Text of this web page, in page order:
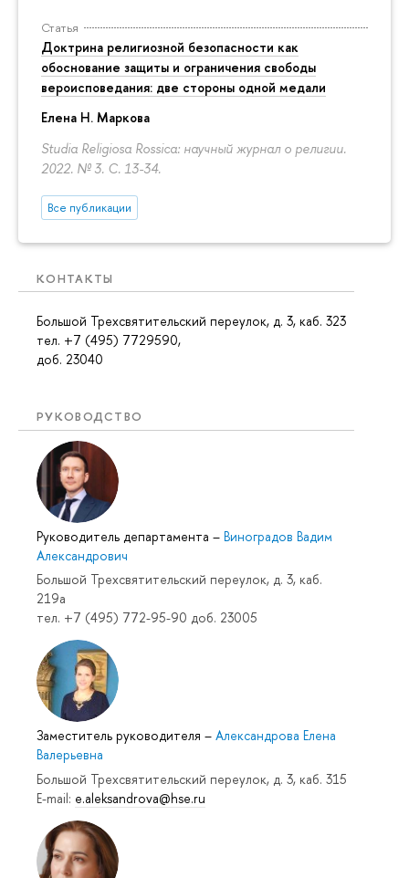
Статья
Доктрина религиозной безопасности как
обоснование защиты и ограничения свободы
вероисповедания: две стороны одной медали
Елена Н. Маркова
Studia Religiosa Rossica: научный журнал о религии.
2022. № 3. С. 13-34.
Все публикации
КОНТАКТЫ
Большой Трехсвятительский переулок, д. 3, каб. 323
тел. +7 (495) 7729590,
доб. 23040
РУКОВОДСТВО
Руководитель департамента – Виноградов Вадим
Александрович
Большой Трехсвятительский переулок, д. 3, каб.
219a
тел. +7 (495) 772-95-90 доб. 23005
Заместитель руководителя – Александрова Елена
Валерьевна
Большой Трехсвятительский переулок, д. 3, каб. 315
E-mail: e.aleksandrova@hse.ru